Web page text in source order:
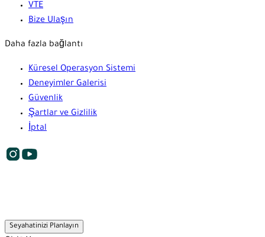
VTE
Bize Ulaşın
Daha fazla bağlantı
Küresel Operasyon Sistemi
Deneyimler Galerisi
Güvenlik
Şartlar ve Gizlilik
İptal
Seyahatinizi Planlayın